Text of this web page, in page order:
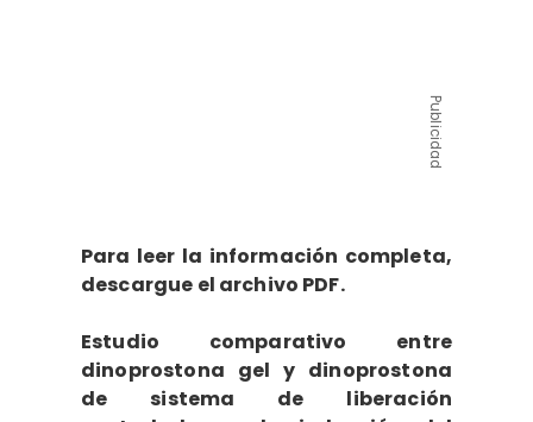
Publicidad
Para leer la información completa,
descargue el archivo PDF.
Estudio comparativo entre
dinoprostona gel y dinoprostona
de sistema de liberación